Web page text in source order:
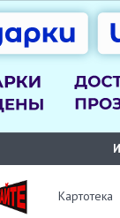
Картотека